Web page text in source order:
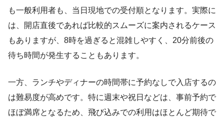
も一般利用者も、当日現地での受付順となります。実際に
は、開店直後であれば比較的スムーズに案内されるケース
もありますが、8時を過ぎると混雑しやすく、20分前後の
待ち時間が発生することもあります。
一方、ランチやディナーの時間帯に予約なしで入店するの
は難易度が高めです。特に週末や祝日などは、事前予約で
ほぼ満席となるため、飛び込みでの利用はほとんど期待で